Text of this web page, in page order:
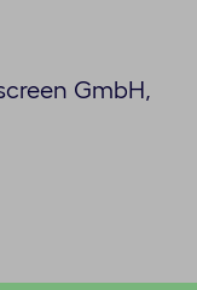
GmbH,